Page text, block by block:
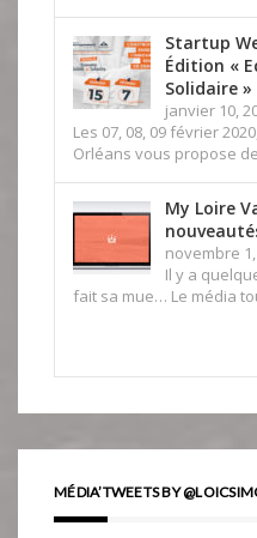
Startup
Édition «
Solidaire »
janvier 10,
Les 07, 08, 09 février
Orléans vous propose
My Loire
novembre
Il y a
fait sa mue… Le média
MÉDIA’TWEETS BY